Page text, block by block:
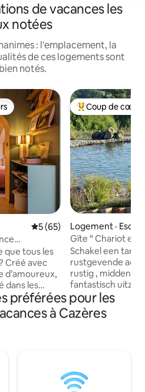
de vacances les
notées
: l'emplacement, la
de ces logements sont
notés.
les plus aimés
Note moyenne de 5 sur 5,
5 (65)
que tous les
d’amoureux,
dans les
offrir une
du temps.
vivez une
détente
Coup de cœur
Coup de cœur
Logement ·
Gïte “ Chariot en
Schakel een tandje terug in deze unieke,
rustgevende
rustig , midden in
fantastisch
Mooie
heerlijk
onze natuur zwemvijver.
in Montbrun
alleen
préférées pour les
à Cazères